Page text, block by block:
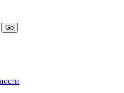
Go